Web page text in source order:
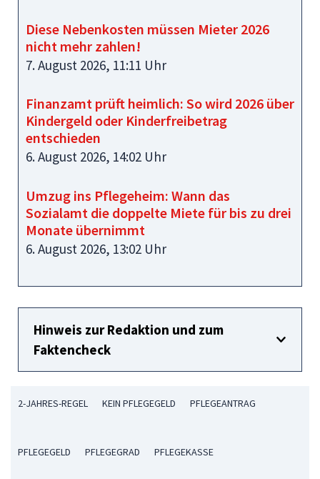
Diese Nebenkosten müssen Mieter 2026
nicht mehr zahlen!
7. August 2026, 11:11 Uhr
Finanzamt prüft heimlich: So wird 2026 über
Kindergeld oder Kinderfreibetrag
entschieden
6. August 2026, 14:02 Uhr
Umzug ins Pflegeheim: Wann das
Sozialamt die doppelte Miete für bis zu drei
Monate übernimmt
6. August 2026, 13:02 Uhr
Hinweis zur Redaktion und zum
Faktencheck
2-JAHRES-REGEL KEIN PFLEGEGELD PFLEGEANTRAG
PFLEGEGELD PFLEGEGRAD PFLEGEKASSE